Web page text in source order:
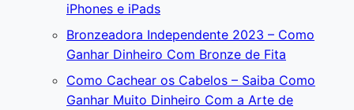
iPhones e iPads
Bronzeadora Independente 2023 – Como
Ganhar Dinheiro Com Bronze de Fita
Como Cachear os Cabelos – Saiba Como
Ganhar Muito Dinheiro Com a Arte de